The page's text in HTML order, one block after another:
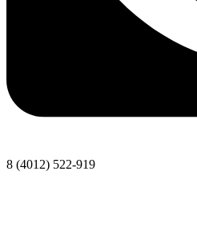
8 (4012) 522-919